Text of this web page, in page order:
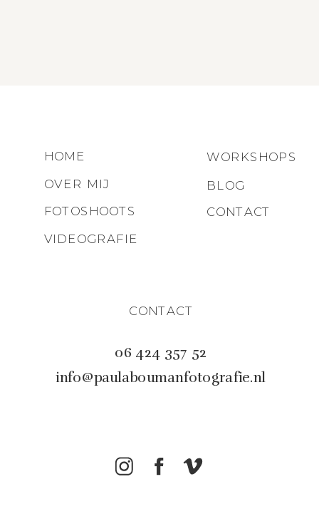
06 424 357 52
info@paulaboumanfotografie.nl
CONTACT
CONTACT
WORKSHOPS
VIDEOGRAFIE
FOTOSHOOTS
HOME
BLOG
OVER MIJ